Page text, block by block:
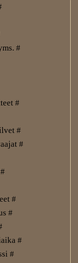
#
#
#
#
#
#
#
#